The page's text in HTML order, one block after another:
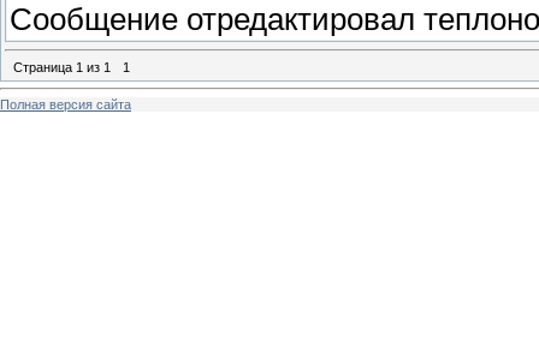
Сообщение отредактировал
Страница 1 из 1 1
Полная версия сайта